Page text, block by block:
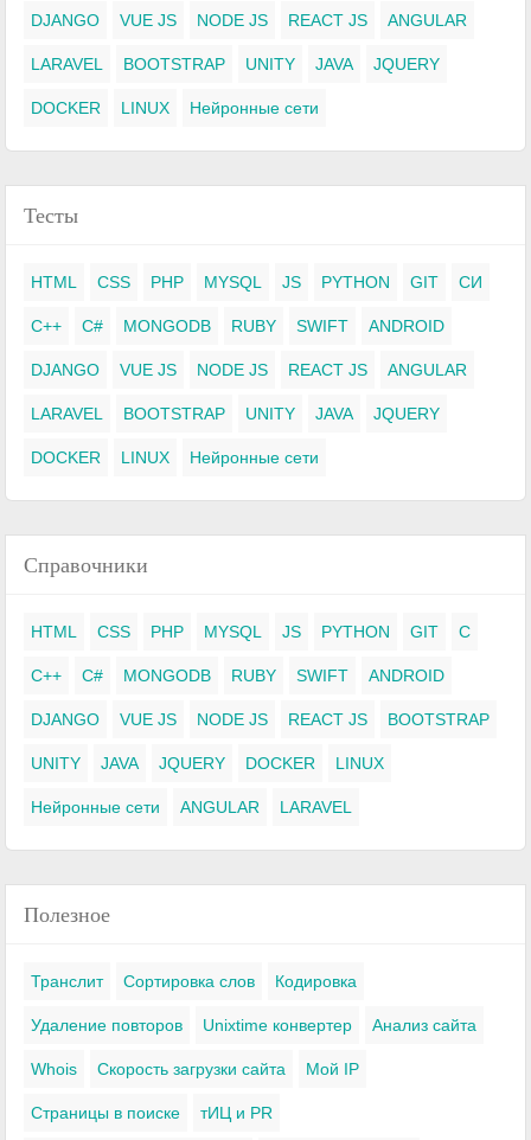
DJANGO VUE JS NODE JS REACT JS ANGULAR
LARAVEL BOOTSTRAP UNITY JAVA JQUERY
DOCKER LINUX Нейронные сети
Тесты
HTML CSS PHP MYSQL JS PYTHON GIT СИ
C++ C# MONGODB RUBY SWIFT ANDROID
DJANGO VUE JS NODE JS REACT JS ANGULAR
LARAVEL BOOTSTRAP UNITY JAVA JQUERY
DOCKER LINUX Нейронные сети
Справочники
HTML CSS PHP MYSQL JS PYTHON GIT C
C++ C# MONGODB RUBY SWIFT ANDROID
DJANGO VUE JS NODE JS REACT JS BOOTSTRAP
UNITY JAVA JQUERY DOCKER LINUX
Нейронные сети ANGULAR LARAVEL
Полезное
Транслит Сортировка слов Кодировка
Удаление повторов Unixtime конвертер Анализ сайта
Whois Скорость загрузки сайта Мой IP
Страницы в поиске тИЦ и PR